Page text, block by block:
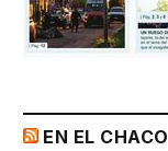
EN EL CHACO